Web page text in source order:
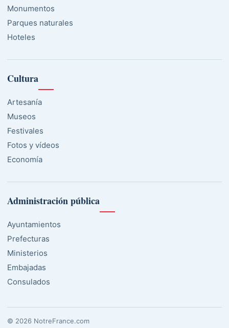
Monumentos
Parques naturales
Hoteles
Cultura
Artesanía
Museos
Festivales
Fotos y vídeos
Economía
Administración pública
Ayuntamientos
Prefecturas
Ministerios
Embajadas
Consulados
© 2026 NotreFrance.com